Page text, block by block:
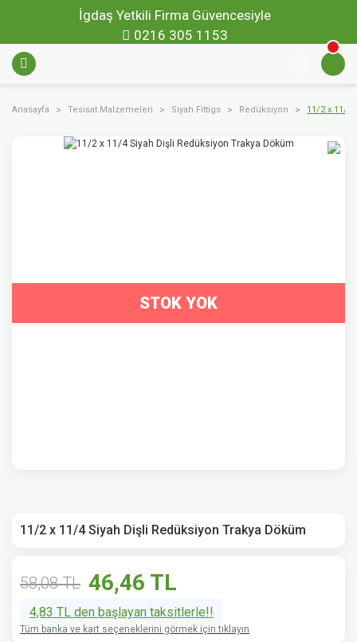
İgdaş Yetkili Firma Güvencesiyle
0216 305 1153
Anasayfa Tesisat Malzemeleri Siyah Fittigs Redüksiyon 11/2 x 11/4
STOK YOK
11/2 x 11/4 Siyah Dişli Redüksiyon Trakya Döküm
58,08 TL 46,46 TL
4,83 TL den başlayan taksitlerle!!
Tüm banka ve kart seçeneklerini görmek için tıklayın